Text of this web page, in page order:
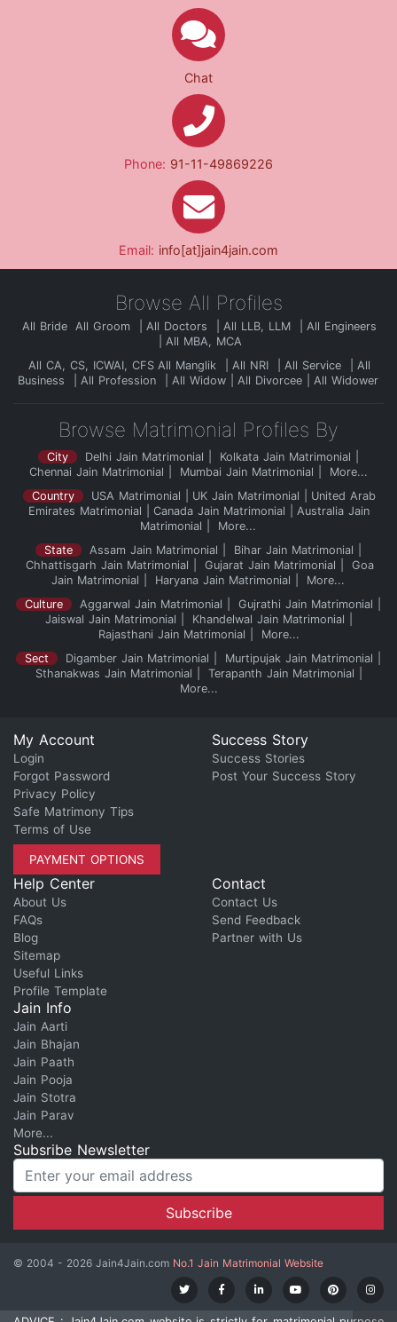
Chat
Phone: 91-11-49869226
Email: info[at]jain4jain.com
Browse All Profiles
All Bride All Groom All Doctors All LLB, LLM
All Engineers
All MBA, MCA
All CA, CS, ICWAI, CFS All Manglik All NRI All Service
All
Business
All Profession All Widow All Divorcee All Widower
Browse Matrimonial Profiles By
City Delhi Jain Matrimonial
Kolkata Jain Matrimonial
Chennai Jain Matrimonial
Mumbai Jain Matrimonial
More...
Country
USA Matrimonial UK Jain Matrimonial
United Arab
Emirates Matrimonial
Canada Jain Matrimonial
Australia Jain
Matrimonial
More...
State
Assam Jain Matrimonial
Bihar Jain Matrimonial
Chhattisgarh Jain Matrimonial
Gujarat Jain Matrimonial
Goa
Jain Matrimonial
Haryana Jain Matrimonial
More...
Culture
Aggarwal Jain Matrimonial
Gujrathi Jain Matrimonial
Jaiswal Jain Matrimonial
Khandelwal Jain Matrimonial
Rajasthani Jain Matrimonial
More...
Sect
Digamber Jain Matrimonial
Murtipujak Jain Matrimonial
Sthanakwas Jain Matrimonial
Terapanth Jain Matrimonial
More...
My Account
Login
Forgot Password
Privacy Policy
Safe Matrimony Tips
Terms of Use
PAYMENT OPTIONS
Success Story
Success Stories
Post Your Success Story
Help Center
About Us
FAQs
Blog
Sitemap
Useful Links
Profile Template
Contact
Contact Us
Send Feedback
Partner with Us
Jain Info
Jain Aarti
Jain Bhajan
Jain Paath
Jain Pooja
Jain Stotra
Jain Parav
More...
Subsribe Newsletter
© 2004 - 2026 Jain4Jain.com No.1 Jain Matrimonial Website